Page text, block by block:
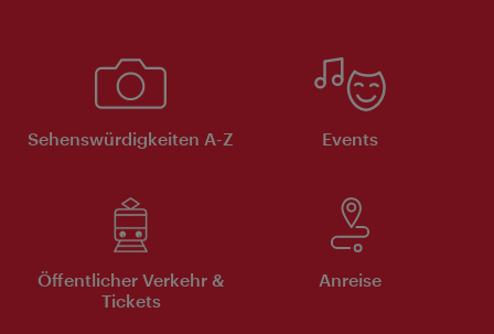
Sehenswürdigkeiten A-Z Events
Öffentlicher Verkehr &
Tickets
Anreise